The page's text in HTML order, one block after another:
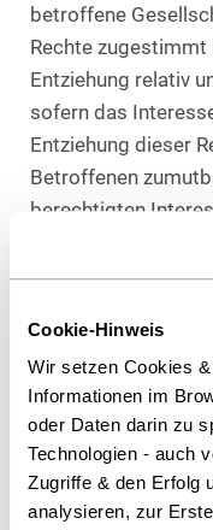
Cookie-Hinweis
Wir setzen Cookies
Informationen im
oder Daten darin zu
Technologien - auch
Zugriffe & den Erfolg
analysieren, zur
betroffene
Rechte
Entziehung relativ
sofern das
Entziehung dieser
Betroffenen
berechtigten
Vermeidung eines
nach Entziehung
den Eingriff in die
Gesellschafters zu
Situation
die Gesellschaft
mithin geboten ist.